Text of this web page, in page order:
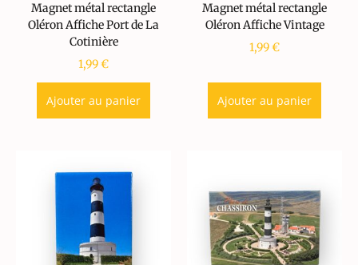
Magnet métal rectangle
Oléron Affiche Port de La
Cotinière
1,99€
Ajouter au panier
Magnet métal rectangle
Oléron Affiche Vintage
1,99€
Ajouter au panier